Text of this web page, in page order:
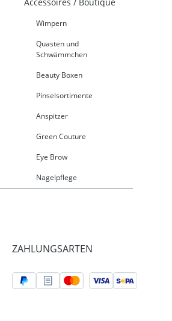
Wimpern
Quasten und
Schwämmchen
Beauty Boxen
Pinselsortimente
Anspitzer
Green Couture
Eye Brow
Nagelpflege
ZAHLUNGSARTEN